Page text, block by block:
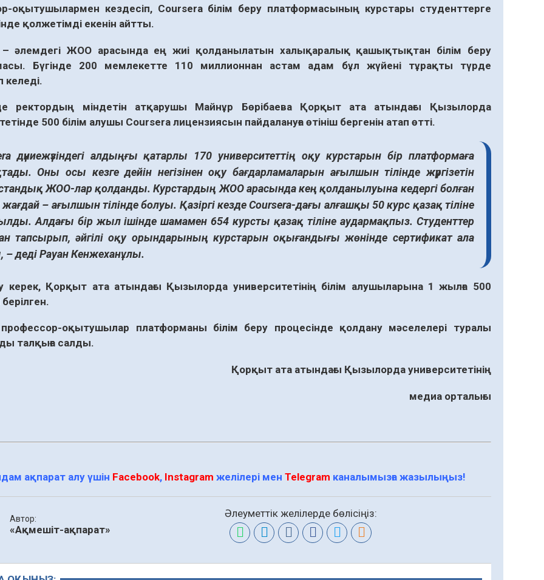
оқытушылармен кездесіп, Courseraбілім беру платформасының курстары студенттерге
қолжетімді екенін айтты.
– әлемдегі ЖОО арасында ең жиі қолданылатын халықаралық қашықтықтан білім беру
Бүгінде 200 мемлекетте 110 миллионнан астам адам бұл жүйені тұрақты түрде
келеді.
ректордың міндетін атқарушы Майнұр Бөрібаева Қорқыт ата атындағы Қызылорда
500 білім алушы Coursera лицензиясын пайдалануға өтініш бергенін атап өтті.
дүниежүзіндегі алдыңғы қатарлы 170 университеттің оқу курстарын бір платформаға
Оны осы кезге дейін негізінен оқу бағдарламаларын ағылшын тілінде жүргізетін
ЖОО-лар қолданды. Курстардың ЖОО арасында кең қолданылуына кедергі болған
– ағылшын тілінде болуы. Қазіргі кезде Coursera-дағы алғашқы 50 курс қазақ тіліне
Алдағы бір жыл ішінде шамамен 654 курсты қазақ тіліне аудармақпыз. Студенттер
тапсырып, әйгілі оқу орындарының курстарын оқығандығы жөнінде сертификат ала
– деді Рауан Кенжеханұлы.
керек, Қорқыт ата атындағы Қызылорда университетінің білім алушыларына 1 жылға 500
оқытушылар платформаны білім беру процесінде қолдану мәселелері туралы
талқыға салды.
Қорқыт ата атындағы Қызылорда университетінің
медиа орталығы
ақпарат алу үшін Facebook, Instagram желілері менTelegram каналымызға жазылыңыз!
Автор:
«Ақмешіт-ақпарат»
Әлеуметтік желілерде бөлісіңіз: